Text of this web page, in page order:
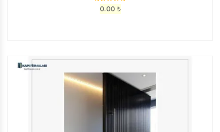
0.00 ₺